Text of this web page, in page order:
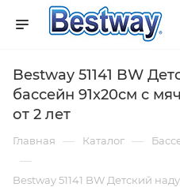
Bestway 51141 BW
бассейн 91x20см с
от 2 лет
Главная — Каталог —
—
Bestway 51141 BW Детский